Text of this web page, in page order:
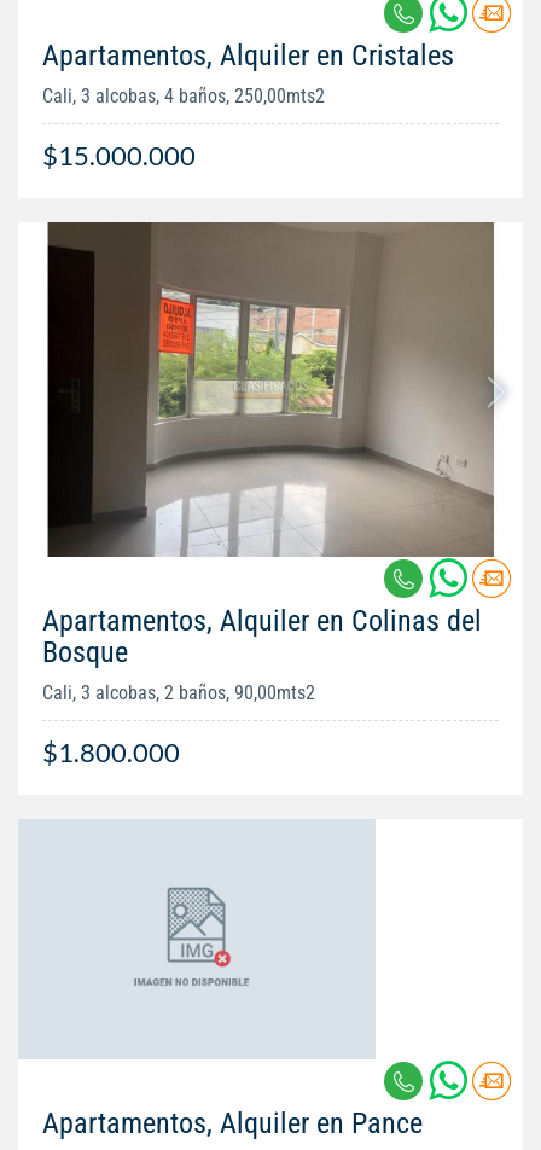
Apartamentos, Alquiler en Cristales
Cali, 3 alcobas, 4 baños, 250,00mts2
$15.000.000
Apartamentos, Alquiler en Colinas del
Bosque
Cali, 3 alcobas, 2 baños, 90,00mts2
$1.800.000
Apartamentos, Alquiler en Pance